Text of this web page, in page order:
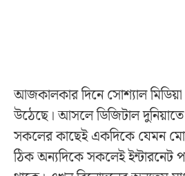
আজকালকার দিনে সোশ্যাল
উঠেছে। আসলে ডিজিটাল
সকলের কাছেই একদিকে যেমন
ঠিক অন্যদিকে সকলেই ইন্টারনেট